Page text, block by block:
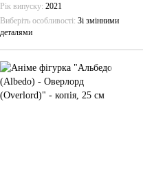
Рік випуску 2021
Виберіть особливості Зі змінними
деталями